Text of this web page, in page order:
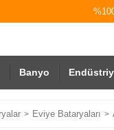
Banyo
Eviye Bataryaları